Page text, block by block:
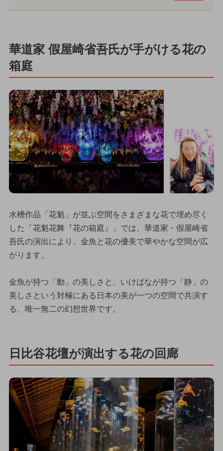
華道家 假屋崎省吾氏が手がける花の
箱庭
水槽作品「花魁」が並ぶ空間をさまざまな花で埋め尽く
した「花魁花舞『花の箱庭』」では、華道家・假屋崎省
吾氏の演出により、金魚と花の優美で華やかな空間が広
がります。
金魚が持つ「動」の美しさと、いけばなが持つ「静」の
美しさという対極にある日本の美が一つの空間で共演す
る、唯一無二の幻想世界です。
日比谷花壇が演出する花の回廊